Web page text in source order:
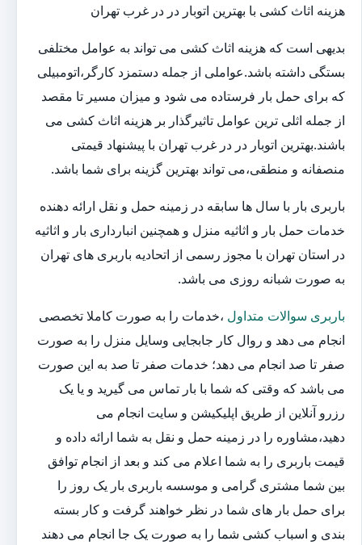
هزینه اثاث کشی با بهترین اتوبار در در غرب تهران
بدیهی است که هزینه اثاث کشی می تواند به عوامل مختلفی
بستگی داشته باشد.عواملی از جمله دستمزد کارگر،اتومبیلی
که برای حمل بار فرستاده می شود و میزان مسیر تا مقصد
از جمله اثلی ترین عوامل تاثیرگذار بر هزینه اثاث کشی می
باشند.بهترین اتوبار در در غرب تهران با پیشنهاد قیمتی
منصفانه و منطقی،می تواند بهترین گزینه برای شما باشد.
باربری بار با سال ها سابقه در زمینه حمل و نقل ارائه دهنده
خدمات حمل بار و اثاثیه منزل و همچنین انبارداری بار و اثاثیه
در استان تهران با مجوز رسمی از اتحادیه باربری های تهران
به صورت شبانه روزی می باشد.
باربری سوالات متداول ،خدمات را به صورت کاملا تخصصی
انجام می دهد و روال کار جابجایی وسایل منزل را به صورت
صفر تا صد انجام می دهد؛ خدمات صفر تا صد به این صورت
می باشد که وقتی که شما با بار تماس می گیرید و یا یک
رزرو آنلاین از طریق اپلیکیشن و سایت انجام می
دهید،مشاوره را در زمینه حمل و نقل به شما ارائه داده و
قیمت باربری را به شما اعلام می کند و بعد از انجام توافق
بین شما مشتری گرامی و موسسه باربری بار یک روز را
برای حمل بار های شما در نظر خواهند گرفت و کار بسته
بندی و اسباب کشی شما را به صورت یک جا انجام می دهند